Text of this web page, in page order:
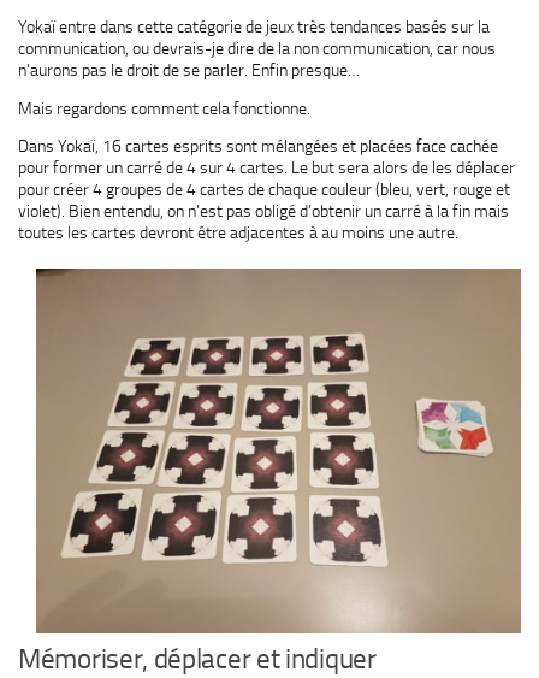
Yokaï entre dans cette catégorie de jeux très tendances basés sur la
communication, ou devrais-je dire de la non communication, car nous
n’aurons pas le droit de se parler. Enfin presque…
Mais regardons comment cela fonctionne.
Dans Yokaï, 16 cartes esprits sont mélangées et placées face cachée
pour former un carré de 4 sur 4 cartes. Le but sera alors de les déplacer
pour créer 4 groupes de 4 cartes de chaque couleur (bleu, vert, rouge et
violet). Bien entendu, on n’est pas obligé d’obtenir un carré à la fin mais
toutes les cartes devront être adjacentes à au moins une autre.
Mémoriser, déplacer et indiquer